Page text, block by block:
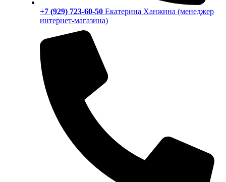
+7 (929) 723-60-50 Екатерина Ханжина (менеджер
интернет-магазина)